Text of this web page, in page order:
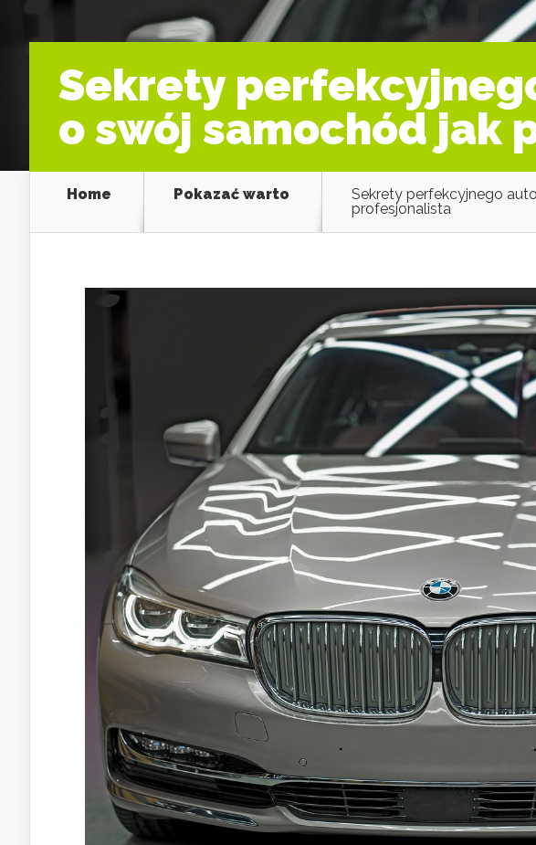
Sekrety
o swój samochód jak
Home Pokazać warto
Sekrety perfekcyjnego
profesjonalista